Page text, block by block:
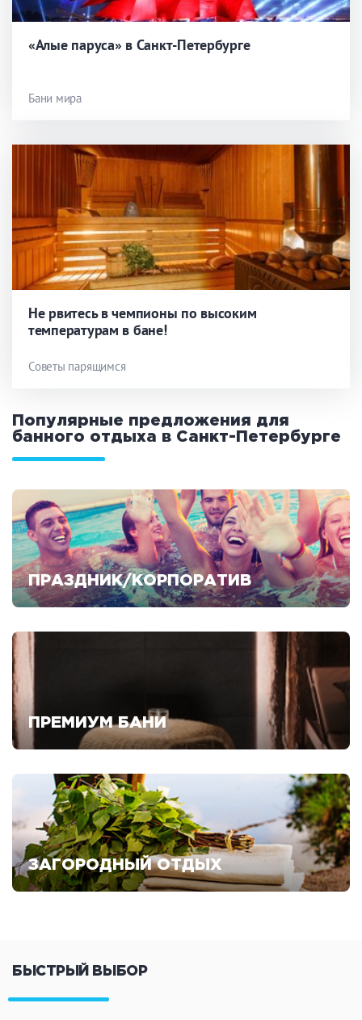
«Алые паруса» в Санкт-Петербурге
Бани мира
Не рвитесь в чемпионы по высоким
температурам в бане!
Советы парящимся
Популярные предложения для
банного отдыха в Санкт-Петербурге
ПРАЗДНИК/КОРПОРАТИВ
Смотреть предложения
ПРЕМИУМ БАНИ
Смотреть предложения
ЗАГОРОДНЫЙ ОТДЫХ
Смотреть предложения
БЫСТРЫЙ ВЫБОР